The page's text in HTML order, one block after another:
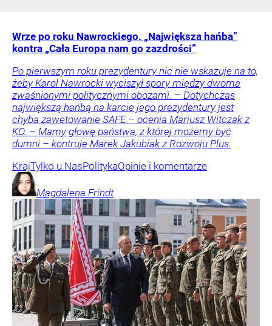
Wrze po roku Nawrockiego. „Największa hańba”
kontra „Cała Europa nam go zazdrości”
Po pierwszym roku prezydentury nic nie wskazuje na to,
żeby Karol Nawrocki wyciszył spory między dwoma
zwaśnionymi politycznymi obozami. – Dotychczas
największą hańbą na karcie jego prezydentury jest
chyba zawetowanie SAFE – ocenia Mariusz Witczak z
KO. – Mamy głowę państwa, z której możemy być
dumni – kontruje Marek Jakubiak z Rozwoju Plus.
KrajTylko u NasPolitykaOpinie i komentarze
Magdalena Frindt